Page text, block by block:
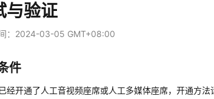
与验证
： 2024-03-05 GMT+08:00
件
经开通了人工音视频座席或人工多媒体座席，开通方法